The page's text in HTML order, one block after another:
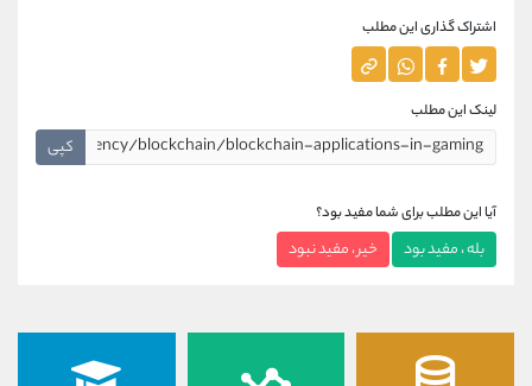
اشتراک گذاری این مطلب
لینک این مطلب
کپی
آیا این مطلب برای شما مفید بود؟
بله ، مفید بود خیر ، مفید نبود